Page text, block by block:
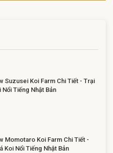
Suzusei Koi Farm Chi Tiết - Trại
Nổi Tiếng Nhật Bản
Momotaro Koi Farm Chi Tiết -
Koi Nổi Tiếng Nhật Bản